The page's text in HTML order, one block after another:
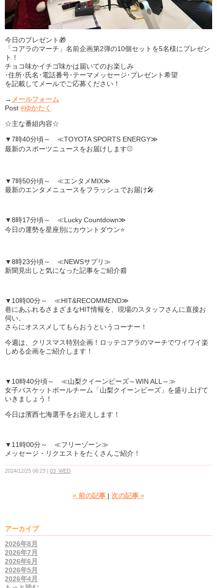
今日のプレゼント🎁
「コアラのマーチ」名前企画第2弾の10個セットを5名様にプレゼン
ト！
チョコ味かイチゴ味かは届いてのお楽しみ
･住所･氏名･電話番号･テーマメッセージ･プレゼント希望
を記載してメールでご応募ください！
→ メールフォーム
Post #ゆかたく
☆主な番組内容☆
▼7時40分頃～ ≪TOYOTA SPORTS ENERGY≫
最新のスポーツニュースをお届けします⚾
▼7時50分頃～ ≪エンタメMIX≫
最新のエンタメニュースをフラッシュでお届け🎤
▼8時17分頃～ ≪Lucky Countdown≫
今日の運勢を星座別にカウントダウン⭐
▼8時23分頃～ ≪NEWSサプリ≫
新聞見出しと気になった記事をご紹介📰
▼10時00分～ ≪HIT&RECOMMEND≫
巷にあふれるさまざまなHIT情報を、現場のスタッフさんに直接お
伺い、
さらにオススメしてもらおうというコーナー！
今週は、 クリスマス特別企画！ ロッテコアラのマーチでワイワイ楽
しめる企画をご紹介 します！
▼10時40分頃～ ≪山梨クイーンビーズ～WIN ALL～≫
女子バスケットボールチーム「山梨クイーンビーズ」を盛り上げて
いきましょう！
今日は濱西七海選手をお迎えします！
▼11時00分～ ≪フリーゾーン≫
メッセージ・リクエストをたくさんご紹介！
2024/12/25 06:23 03_WED
« 前の記事 次の記事 »
アーカイブ
2026年8月
2026年7月
2026年6月
2026年5月
2026年4月